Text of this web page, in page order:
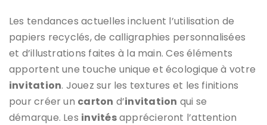
Les tendances actuelles incluent l’utilisation de
papiers recyclés, de calligraphies personnalisées
et d’illustrations faites à la main. Ces éléments
apportent une touche unique et écologique à votre
invitation. Jouez sur les textures et les finitions
pour créer un carton d’invitation qui se
démarque. Les invitésapprécieront l’attention